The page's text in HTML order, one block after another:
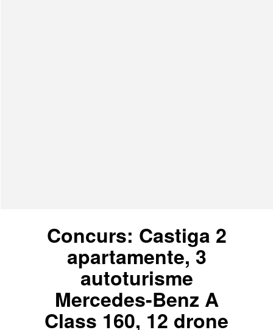
Concurs: Castiga 2
apartamente, 3
autoturisme
Mercedes-Benz A
Class 160, 12 drone